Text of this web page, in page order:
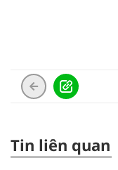
Tin liên quan